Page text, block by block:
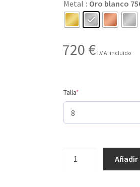
Metal : Oro blanco
720 € I.V.A. incluido
Talla*(required)